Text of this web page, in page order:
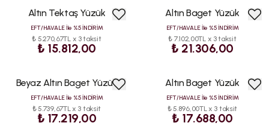
Altın Tektaş Yüzük
EFT/HAVALE İle %5 İNDİRİM
₺ 5.270,67TL x 3 taksit
₺ 15.812,00
Altın Baget Yüzük
EFT/HAVALE İle %5 İNDİRİM
₺ 7.102,00TL x 3 taksit
₺ 21.306,00
Beyaz Altın Baget Yüzük
EFT/HAVALE İle %5 İNDİRİM
₺ 5.739,67TL x 3 taksit
₺ 17.219,00
Altın Baget Yüzük
EFT/HAVALE İle %5 İNDİRİM
₺ 5.896,00TL x 3 taksit
₺ 17.688,00